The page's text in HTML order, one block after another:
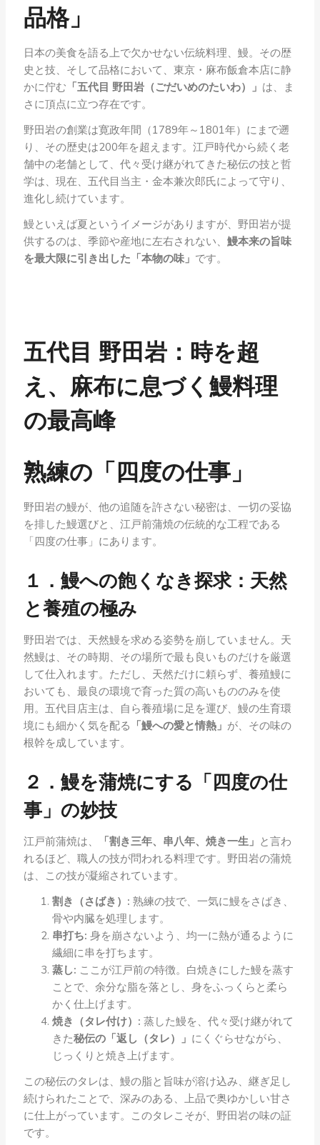
品格」
日本の美食を語る上で欠かせない伝統料理、鰻。その歴
史と技、そして品格において、東京・麻布飯倉本店に静
かに佇む 「五代目 野田岩（ごだいめのたいわ）」 は、ま
さに頂点に立つ存在です。
野田岩の創業は寛政年間（1789年～1801年）にまで遡
り、その歴史は200年を超えます。江戸時代から続く老
舗中の老舗として、代々受け継がれてきた秘伝の技と哲
学は、現在、五代目当主・金本兼次郎氏によって守り、
進化し続けています。
鰻といえば夏というイメージがありますが、野田岩が提
供するのは、季節や産地に左右されない、 鰻本来の旨味
を最大限に引き出した「本物の味」 です。
五代目 野田岩：時を超
え、麻布に息づく鰻料理
の最高峰
熟練の「四度の仕事」
野田岩の鰻が、他の追随を許さない秘密は、一切の妥協
を排した鰻選びと、江戸前蒲焼の伝統的な工程である
「四度の仕事」にあります。
１．鰻への飽くなき探求：天然
と養殖の極み
野田岩では、天然鰻を求める姿勢を崩していません。天
然鰻は、その時期、その場所で最も良いものだけを厳選
して仕入れます。ただし、天然だけに頼らず、養殖鰻に
おいても、最良の環境で育った質の高いもののみを使
用。五代目店主は、自ら養殖場に足を運び、鰻の生育環
境にも細かく気を配る 「鰻への愛と情熱」 が、その味の
根幹を成しています。
２．鰻を蒲焼にする「四度の仕
事」の妙技
江戸前蒲焼は、 「割き三年、串八年、焼き一生」 と言わ
れるほど、職人の技が問われる料理です。野田岩の蒲焼
は、この技が凝縮されています。
割き（さばき）: 熟練の技で、一気に鰻をさばき、
骨や内臓を処理します。
串打ち: 身を崩さないよう、均一に熱が通るように
繊細に串を打ちます。
蒸し: ここが江戸前の特徴。白焼きにした鰻を蒸す
ことで、余分な脂を落とし、身をふっくらと柔ら
かく仕上げます。
焼き（タレ付け）: 蒸した鰻を、代々受け継がれて
きた秘伝の「返し（タレ）」 にくぐらせながら、
じっくりと焼き上げます。
この秘伝のタレは、鰻の脂と旨味が溶け込み、継ぎ足し
続けられたことで、深みのある、上品で奥ゆかしい甘さ
に仕上がっています。このタレこそが、野田岩の味の証
です。